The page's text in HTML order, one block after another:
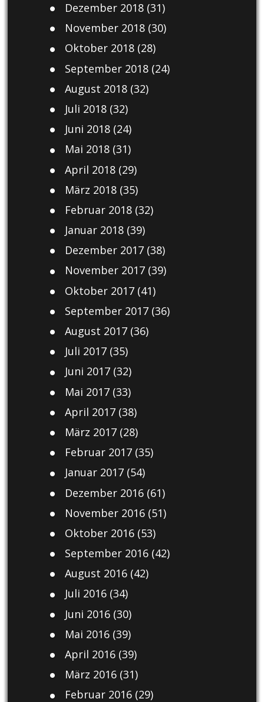
Dezember 2018(31)
November 2018(30)
Oktober 2018(28)
September 2018(24)
August 2018(32)
Juli 2018(32)
Juni 2018(24)
Mai 2018(31)
April 2018(29)
März 2018(35)
Februar 2018(32)
Januar 2018(39)
Dezember 2017(38)
November 2017(39)
Oktober 2017(41)
September 2017(36)
August 2017(36)
Juli 2017(35)
Juni 2017(32)
Mai 2017(33)
April 2017(38)
März 2017(28)
Februar 2017(35)
Januar 2017(54)
Dezember 2016(61)
November 2016(51)
Oktober 2016(53)
September 2016(42)
August 2016(42)
Juli 2016(34)
Juni 2016(30)
Mai 2016(39)
April 2016(39)
März 2016(31)
Februar 2016(29)